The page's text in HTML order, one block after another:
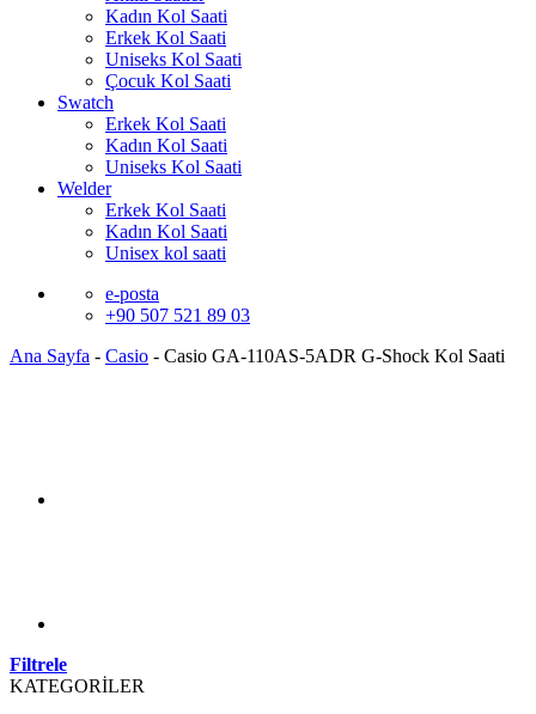
Kadın Kol Saati
Erkek Kol Saati
Uniseks Kol Saati
Çocuk Kol Saati
Swatch
Erkek Kol Saati
Kadın Kol Saati
Uniseks Kol Saati
Welder
Erkek Kol Saati
Kadın Kol Saati
Unisex kol saati
e-posta
+90 507 521 89 03
Ana Sayfa - Casio - Casio GA-110AS-5ADR G-Shock Kol Saati
Filtrele
KATEGORİLER